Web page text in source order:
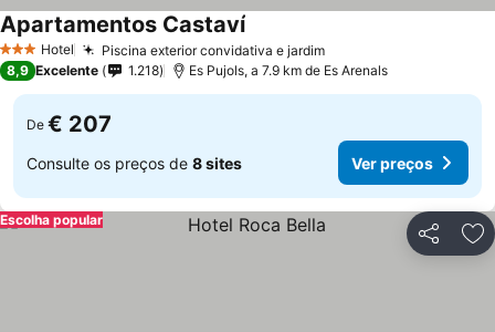
3 EstrelasHotel Piscina exterior convidativa e jardim
Apartamentos Castaví
8,9 Excelente 1.218 Es Pujols, a 7.9 km de Es Arenals
De € 207
Consulte os preços de 8 sites Ver preços
Partilhar
Escolha popular